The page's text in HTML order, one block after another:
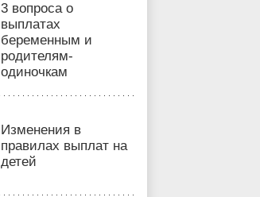
3 вопроса о
выплатах
беременным и
родителям-
одиночкам
Изменения в
правилах выплат на
детей